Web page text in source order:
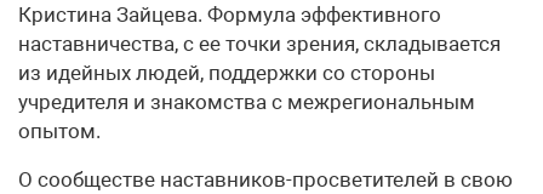
Кристина Зайцева. Формула эффективного
наставничества, с ее точки зрения, складывается
из идейных людей, поддержки со стороны
учредителя и знакомства с межрегиональным
опытом.
О сообществе наставников-просветителей в свою